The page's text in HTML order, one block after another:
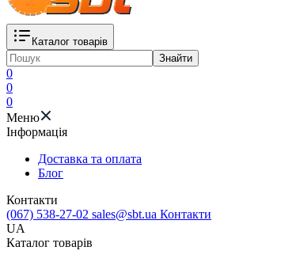
Каталог товарів
Знайти
0
0
0
Меню
Iнформація
Доставка та оплата
Блог
Контакти
(067) 538-27-02 sales@sbt.ua Контакти
UA
Каталог товарів